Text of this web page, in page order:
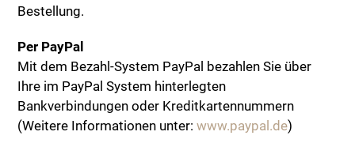
Bestellung.
Per PayPal
Mit dem Bezahl-System PayPal bezahlen Sie über
Ihre im PayPal System hinterlegten
Bankverbindungen oder Kreditkartennummern
(Weitere Informationen unter:www.paypal.de)